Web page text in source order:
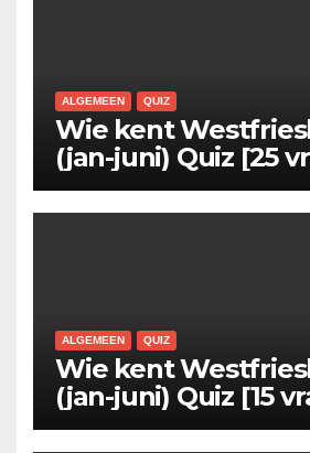
ALGEMEEN QUIZ
Wie kent
(jan-juni) Quiz [25
ALGEMEEN QUIZ
Wie kent
(jan-juni) Quiz [15